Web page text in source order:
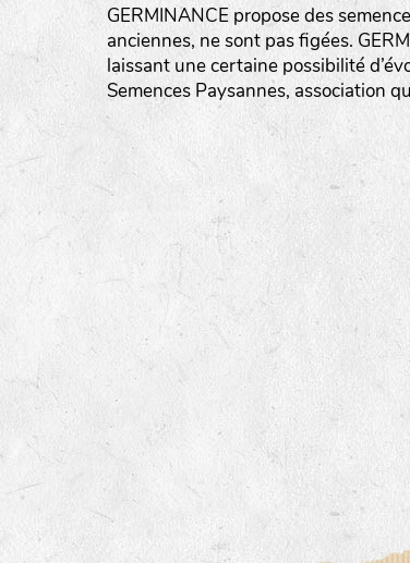
Le YOGA ou le BAIN DE
Un ATELIER PRATIQUE
La RANDONNEE
Et d’autres activités
la LPO, géobiologie…
GERMINANCE propose des
anciennes, ne sont pas figées.
laissant une certaine possibilité
Semences Paysannes, association